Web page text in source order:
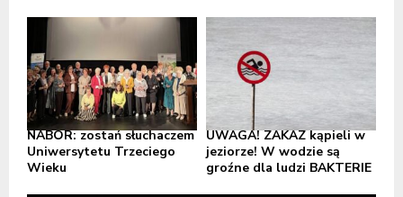
NABÓR: zostań słuchaczem
Uniwersytetu Trzeciego
Wieku
UWAGA! ZAKAZ kąpieli w
jeziorze! W wodzie są
groźne dla ludzi BAKTERIE